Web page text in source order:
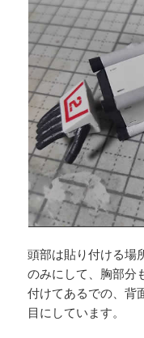
頭部は貼り付ける場
のみにして、胸部分
付けてあるでの、背
目にしています。